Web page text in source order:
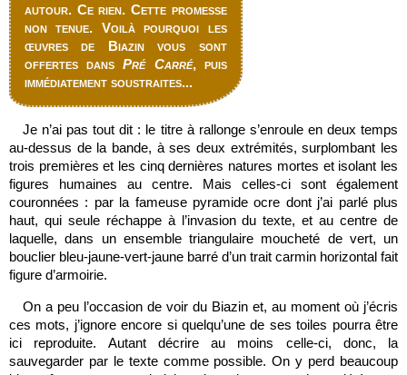
autour. Ce rien. Cette promesse
non tenue. Voilà pourquoi les
œuvres de Biazin vous sont
offertes dansPré Carré, puis
immédiatement soustraites...
Je n’ai pas tout dit : le titre à rallonge s’enroule en deux temps
au-dessus de la bande, à ses deux extrémités, surplombant les
trois premières et les cinq dernières natures mortes et isolant les
figures humaines au centre. Mais celles-ci sont également
couronnées : par la fameuse pyramide ocre dont j’ai parlé plus
haut, qui seule réchappe à l’invasion du texte, et au centre de
laquelle, dans un ensemble triangulaire moucheté de vert, un
bouclier bleu-jaune-vert-jaune barré d’un trait carmin horizontal fait
figure d’armoirie.
On a peu l’occasion de voir du Biazin et, au moment où j’écris
ces mots, j’ignore encore si quelqu’une de ses toiles pourra être
ici reproduite. Autant décrire au moins celle-ci, donc, la
sauvegarder par le texte comme possible. On y perd beaucoup